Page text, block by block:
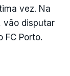
vez. Na
vão disputar
FC Porto.